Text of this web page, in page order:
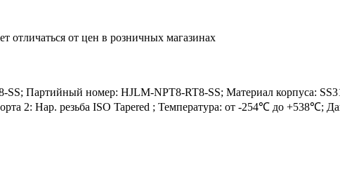
отличаться от цен в розничных магазинах
Партийный номер: HJLM-NPT8-RT8-SS; Материал корпуса:
2: Нар. резьба ISO Tapered ; Температура: от -254℃ до +538℃;